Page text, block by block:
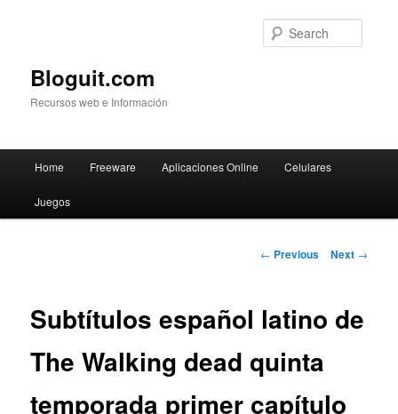
Bloguit.com
Recursos web e Información
Skip
to
Home Freeware Aplicaciones Online Celulares
Juegos
Post
← Previous Next →
Subtítulos español latino de
The Walking dead quinta
temporada primer capítulo